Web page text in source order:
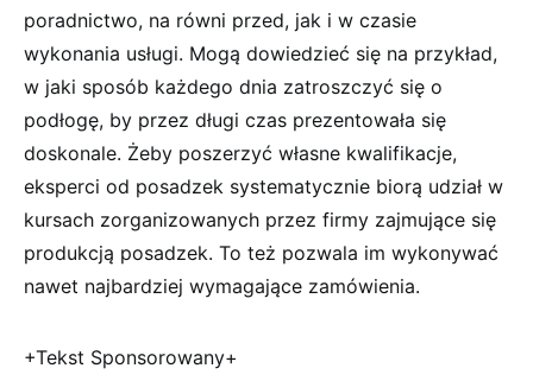
poradnictwo, na równi przed, jak i w czasie
wykonania usługi. Mogą dowiedzieć się na przykład,
w jaki sposób każdego dnia zatroszczyć się o
podłogę, by przez długi czas prezentowała się
doskonale. Żeby poszerzyć własne kwalifikacje,
eksperci od posadzek systematycznie biorą udział w
kursach zorganizowanych przez firmy zajmujące się
produkcją posadzek. To też pozwala im wykonywać
nawet najbardziej wymagające zamówienia.
+Tekst Sponsorowany+